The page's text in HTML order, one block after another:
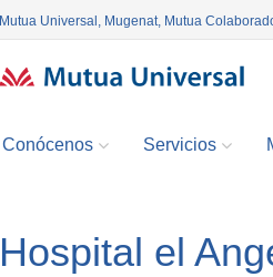
Mutua Universal, Mugenat, Mutua
Conócenos Servicios
Hospital el